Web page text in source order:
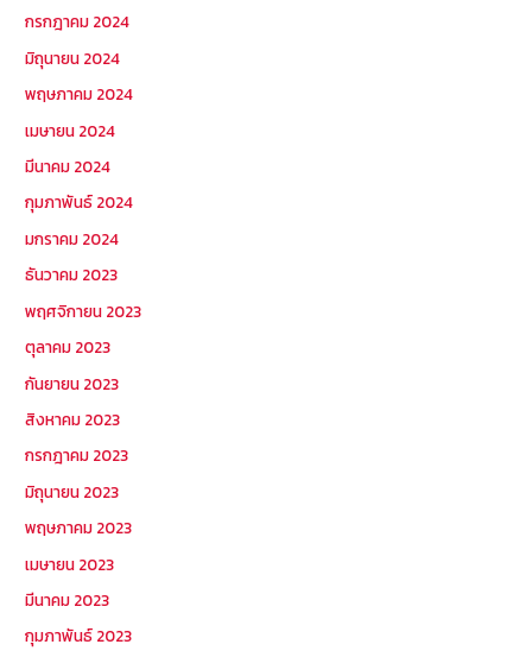
กรกฎาคม 2024
มิถุนายน 2024
พฤษภาคม 2024
เมษายน 2024
มีนาคม 2024
กุมภาพันธ์ 2024
มกราคม 2024
ธันวาคม 2023
พฤศจิกายน 2023
ตุลาคม 2023
กันยายน 2023
สิงหาคม 2023
กรกฎาคม 2023
มิถุนายน 2023
พฤษภาคม 2023
เมษายน 2023
มีนาคม 2023
กุมภาพันธ์ 2023